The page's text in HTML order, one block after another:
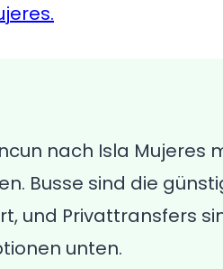
nach Isla Mujeres
Busse sind die
und Privattransfers
unten.